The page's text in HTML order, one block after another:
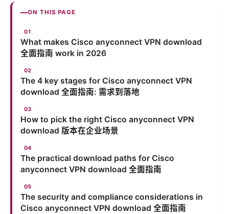
ON THIS PAGE
What makes Cisco anyconnect VPN download
全面指南 work in 2026
The 4 key stages for Cisco anyconnect VPN
download 全面指南: 需求到落地
How to pick the right Cisco anyconnect VPN
download 版本在企业场景
The practical download paths for Cisco
anyconnect VPN download 全面指南
The security and compliance considerations in
Cisco anyconnect VPN download 全面指南